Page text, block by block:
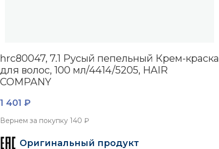
hrc80047, 7.1 Русый пепельный Крем-краска
для волос, 100 мл/4414/5205, HAIR
COMPANY
1 401 ₽
Вернем за покупку 140 ₽
Оригинальный продукт